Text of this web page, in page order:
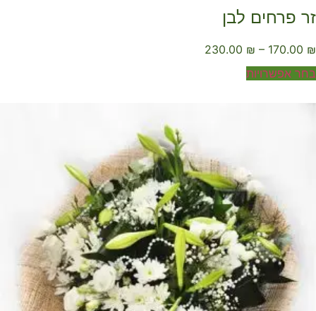
פרחים לבן
170.00
–
₪
230.00
אפשרויות